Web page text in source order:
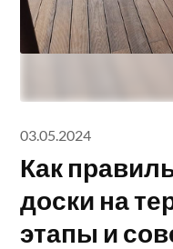
03.05.2024
Как
доски на
этапы и